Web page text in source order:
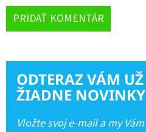
PRIDAŤ KOMENTÁR
ODTERAZ VÁM
ŽIADNE
Vložte svoj e-mail a my